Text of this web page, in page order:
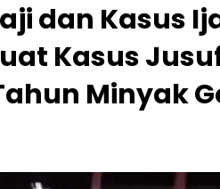
dan Kasus
Kasus
Minyak